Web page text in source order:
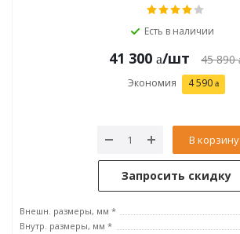
Есть в наличии
41 300 /шт 45 890
Экономия 4 590
В корзину
Запросить скидку
Внешн. размеры, мм *
Внутр. размеры, мм *